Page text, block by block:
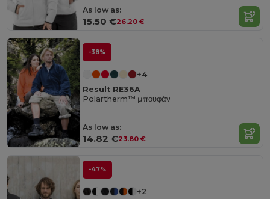
As low as:
15.50 €26.20 €
-38%
+4
Result RE36A
Polartherm™ μπουφάν
As low as:
14.82 €23.80 €
-47%
+2